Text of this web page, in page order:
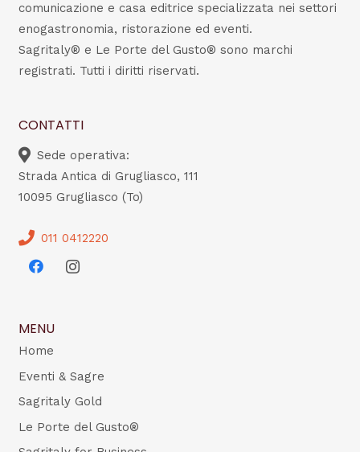
comunicazione e casa editrice specializzata nei settori
enogastronomia, ristorazione ed eventi.
Sagritaly® e Le Porte del Gusto® sono marchi
registrati. Tutti i diritti riservati.
CONTATTI
Sede operativa:
Strada Antica di Grugliasco, 111
10095 Grugliasco (To)
011 0412220
MENU
Home
Eventi & Sagre
Sagritaly Gold
Le Porte del Gusto®